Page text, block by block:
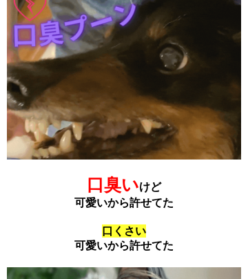
口臭いけど
可愛いから許せてた
口くさい
可愛いから許せてた